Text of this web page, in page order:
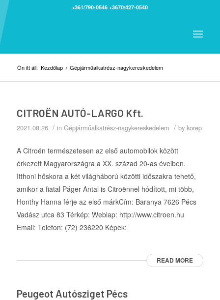
+361/790-0546 +3670/427-0540
Ön itt áll: Kezdőlap / Gépjárműalkatrész-nagykereskedelem
CITROËN AUTÓ-LARGO Kft.
2021.08.26. / in Gépjárműalkatrész-nagykereskedelem / by korep
A Citroën természetesen az első automobilok között
érkezett Magyarországra a XX. század 20-as éveiben.
Itthoni hőskora a két világháború közötti időszakra tehető,
amikor a fiatal Páger Antal is Citroënnel hódított, mi több,
Honthy Hanna férje az első márkCím: Baranya 7626 Pécs
Vadász utca 83 Térkép: Weblap: http://www.citroen.hu
Email: Telefon: (72) 236220 Képek:
READ MORE
Peugeot Autósziget Pécs